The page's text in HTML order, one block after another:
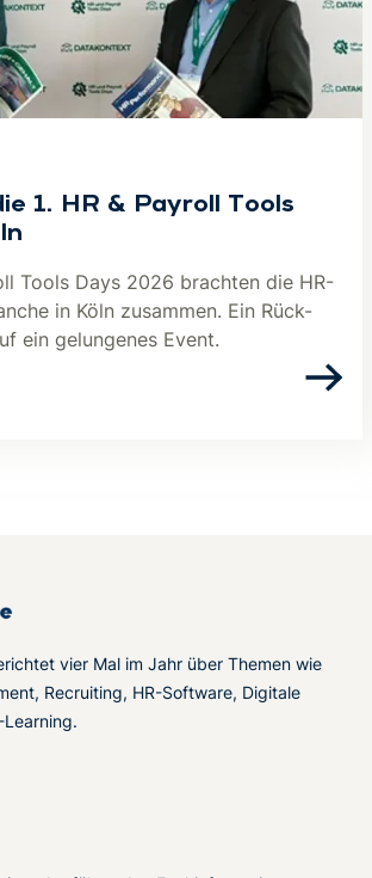
1. HR & Payroll Tools
Tools Days 2026 brachten die HR-
in Köln zusammen. Ein Rück-
ein gelungenes Event.
vier Mal im Jahr über Themen wie
Recruiting, HR-Software, Digitale